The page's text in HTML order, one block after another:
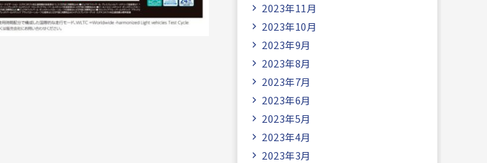
2023年11月
2023年10月
2023年9月
2023年8月
2023年7月
2023年6月
2023年5月
2023年4月
2023年3月